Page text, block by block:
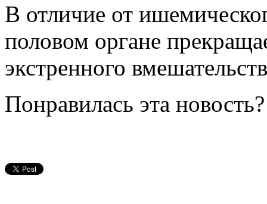
В отличие от
половом органе
экстренного
Понравилась эта